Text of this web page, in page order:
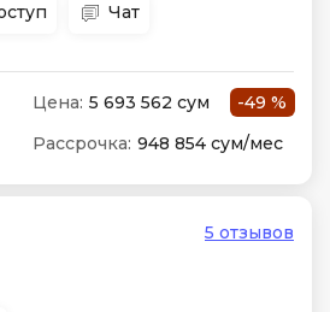
Чат
Цена: 5 693 562 сум
-49 %
Рассрочка: 948 854 сум/мес
5 отзывов